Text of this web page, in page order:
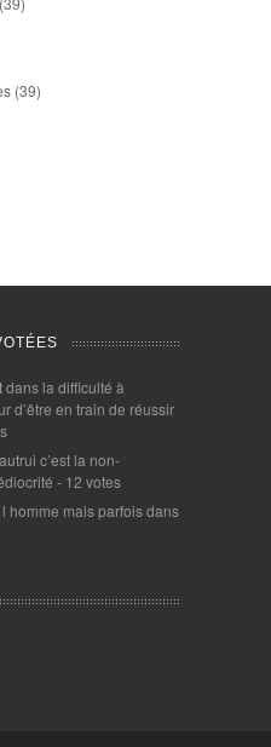
(39)
dans la difficulté à
d’être en train de réussir
c’est la non-
- 12 votes
homme mais parfois dans